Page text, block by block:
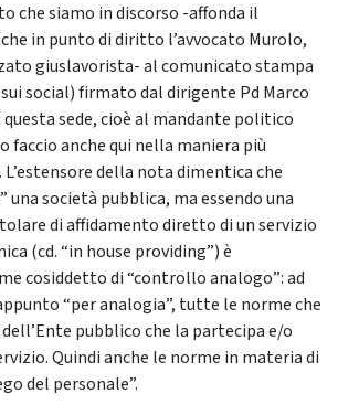
che siamo in discorso -affonda il
in punto di diritto l’avvocato Murolo,
giuslavorista- al comunicato stampa
social) firmato dal dirigente Pd Marco
sede, cioè al mandante politico
faccio anche qui nella maniera più
della nota dimentica che
una società pubblica, ma essendo una
di affidamento diretto di un servizio
(cd. “in house providing”) è
cosiddetto di “controllo analogo”: ad
“per analogia”, tutte le norme che
pubblico che la partecipa e/o
Quindi anche le norme in materia di
del personale”.